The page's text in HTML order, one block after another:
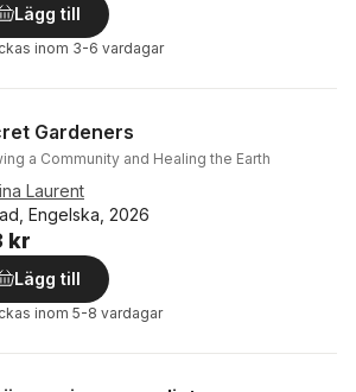
Lägg till
inom 3-6 vardagar
Gardeners
a Community and Healing the Earth
Laurent
Engelska, 2026
kr
Lägg till
inom 5-8 vardagar